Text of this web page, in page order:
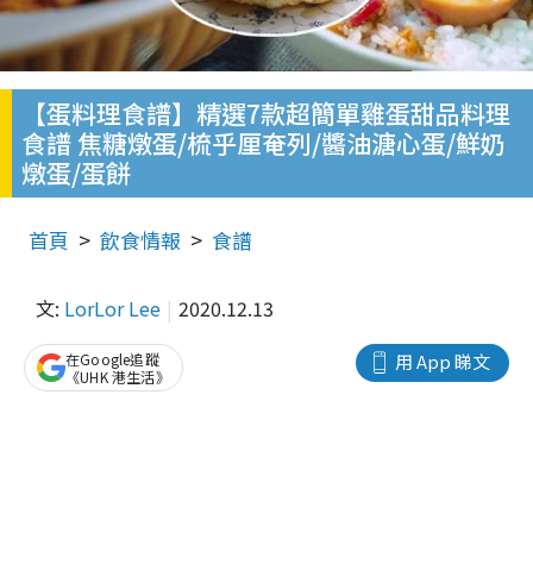
【蛋料理食譜】精選7款超簡單雞蛋甜品料理
食譜 焦糖燉蛋/梳乎厘奄列/醬油溏心蛋/鮮奶
燉蛋/蛋餅
首頁 飲食情報 食譜
文: LorLor Lee 2020.12.13
用 App 睇文
在Google追蹤
《UHK 港生活》